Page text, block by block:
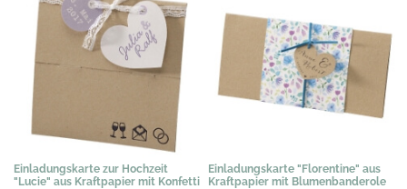
Einladungskarte zur Hochzeit
"Lucie" aus Kraftpapier mit Konfetti
Einladungskarte "Florentine" aus
Kraftpapier mit Blumenbanderole